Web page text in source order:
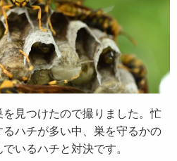
見つけたので撮りました。忙
ハチが多い中、巣を守るかの
いるハチと対決です。